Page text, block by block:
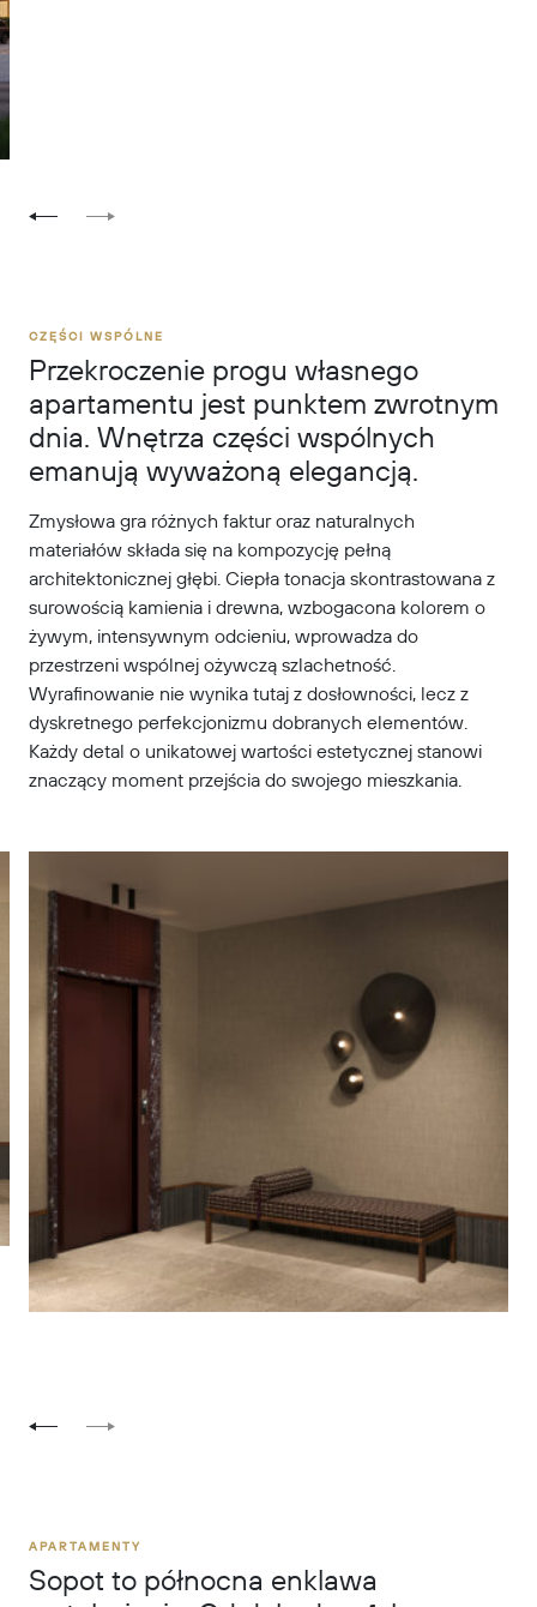
CZĘŚCI WSPÓLNE
Przekroczenie progu własnego
apartamentu jest punktem zwrotnym
dnia. Wnętrza części wspólnych
emanują wyważoną elegancją.
Zmysłowa gra różnych faktur oraz naturalnych
materiałów składa się na kompozycję pełną
architektonicznej głębi. Ciepła tonacja skontrastowana z
surowością kamienia i drewna, wzbogacona kolorem o
żywym, intensywnym odcieniu, wprowadza do
przestrzeni wspólnej ożywczą szlachetność.
Wyrafinowanie nie wynika tutaj z dosłowności, lecz z
dyskretnego perfekcjonizmu dobranych elementów.
Każdy detal o unikatowej wartości estetycznej stanowi
znaczący moment przejścia do swojego mieszkania.
APARTAMENTY
Sopot to północna enklawa